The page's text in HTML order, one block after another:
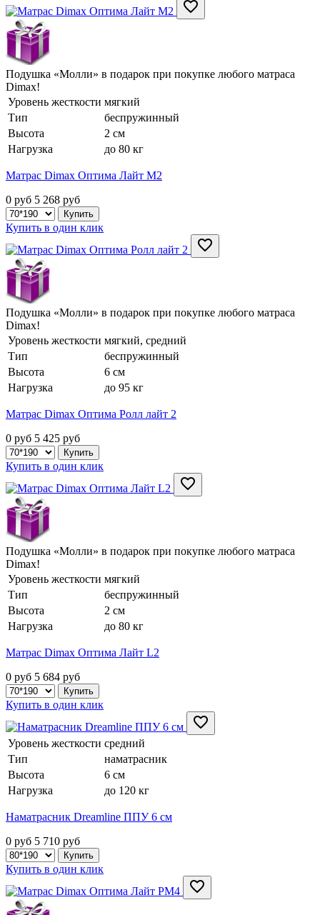
Подушка «Молли» в подарок при покупке любого матраса
Dimax!
Уровень жесткости мягкий
Тип
беспружинный
Высота
2 см
Нагрузка
до 80 кг
Матрас Dimax Оптима Лайт М2
0 руб 5 268 руб
Купить в один клик
Подушка «Молли» в подарок при покупке любого матраса
Dimax!
Уровень жесткости мягкий, средний
Тип
беспружинный
Высота
6 см
Нагрузка
до 95 кг
Матрас Dimax Оптима Ролл лайт 2
0 руб 5 425 руб
Купить в один клик
Подушка «Молли» в подарок при покупке любого матраса
Dimax!
Уровень жесткости мягкий
Тип
беспружинный
Высота
2 см
Нагрузка
до 80 кг
Матрас Dimax Оптима Лайт L2
0 руб 5 684 руб
Купить в один клик
Уровень жесткости средний
Тип
наматрасник
Высота
6 см
Нагрузка
до 120 кг
Наматрасник Dreamline ППУ 6 см
0 руб 5 710 руб
Купить в один клик